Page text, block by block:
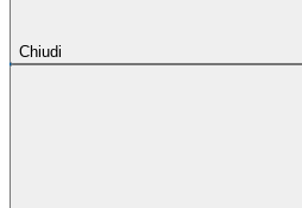
Chiudi